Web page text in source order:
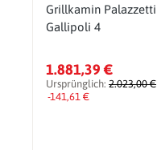
Grillkamin Palazzetti
Gallipoli 4
1.881,39 €
Ursprünglich: 2.023,00 €
-141,61 €